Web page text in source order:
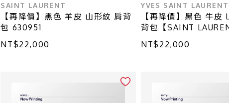
SAINT LAURENT
【再降價】黑色 羊皮 山形紋 肩背
包 630951
NT$22,000
YVES SAINT LAURENT
【再降價】黑色 牛皮
背包【SAINT
羅蘭】 657228
NT$22,000